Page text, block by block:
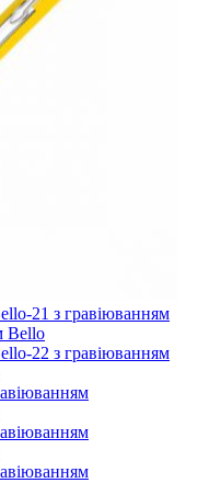
21 з гравіюванням
22 з гравіюванням